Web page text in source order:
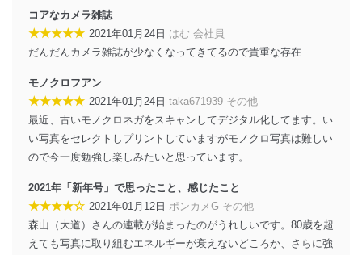
コアなカメラ雑誌
★★★★★ 2021年01月24日 はむ 会社員
だんだんカメラ雑誌が少なくなってきてるので貴重な存在
モノクロフアン
★★★★★ 2021年01月24日 taka671939 その他
最近、古いモノクロネガをスキャンしてデジタル化してます。い
い写真をセレクトしプリントしていますがモノクロ写真は難しい
ので今一度勉強し楽しみたいと思っています。
2021年「新年号」で思ったこと、感じたこと
★★★★☆ 2021年01月12日 ポンカメG その他
森山（大道）さんの連載が始まったのがうれしいです。80歳を超
えても写真に取り組むエネルギーが衰えないどころか、さらに強